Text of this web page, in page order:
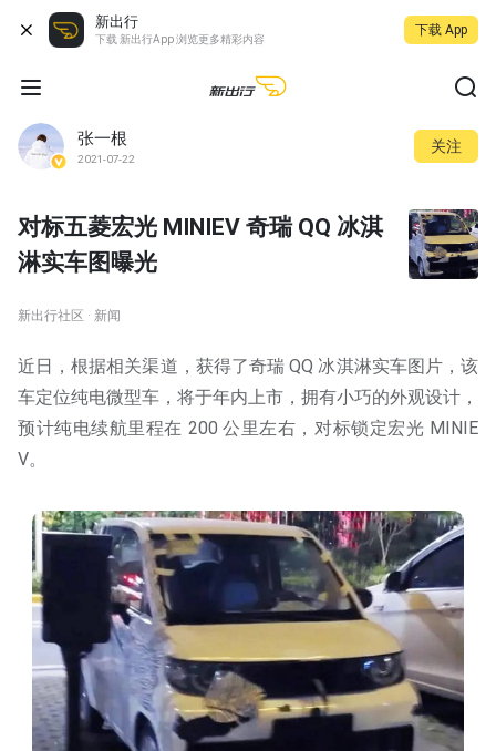
新出行
下载 新出行App 浏览更多精彩内容
下载 App
张一根
2021-07-22
关注
对标五菱宏光 MINIEV 奇瑞 QQ 冰淇
淋实车图曝光
新出行社区 · 新闻
近日，根据相关渠道，获得了奇瑞 QQ 冰淇淋实车图片，该
车定位纯电微型车，将于年内上市，拥有小巧的外观设计，
预计纯电续航里程在 200 公里左右，对标锁定宏光 MINIE
V。